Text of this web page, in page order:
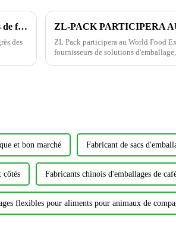
Personnalisez le film en rouleau ZL PACK : la solution idéale pour les applications de formage, de remplissage et de scellage à grande vitesse
des
ZL-PACK PARTICIPERA
ZL Pack participera au World Food
fournisseurs de solutions
et bon marché Fabricant de sacs
côtés Fabricants chinois d'emballages de
flexibles pour aliments pour animaux de